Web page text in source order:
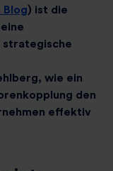
Blog) ist die
strategische
wie ein
den
effektiv